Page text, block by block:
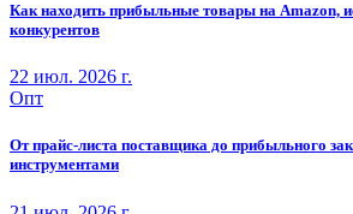
Как находить прибыльные товары на Amazon,
конкурентов
22 июл. 2026 г.
Опт
От прайс-листа поставщика до прибыльного
инструментами